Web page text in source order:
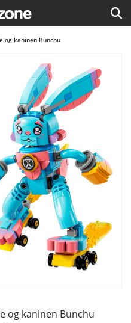
og kaninen Bunchu
og kaninen Bunchu